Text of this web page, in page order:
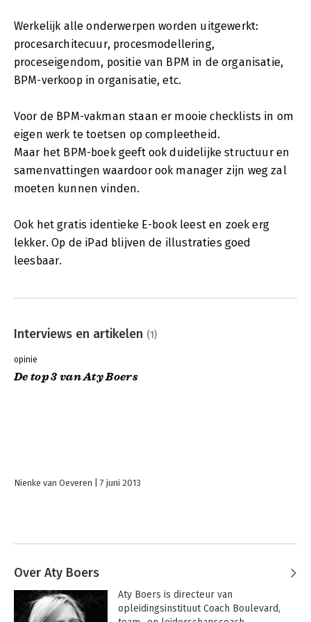
Werkelijk alle onderwerpen worden uitgewerkt:
procesarchitecuur, procesmodellering,
proceseigendom, positie van BPM in de organisatie,
BPM-verkoop in organisatie, etc.
Voor de BPM-vakman staan er mooie checklists in om
eigen werk te toetsen op compleetheid.
Maar het BPM-boek geeft ook duidelijke structuur en
samenvattingen waardoor ook manager zijn weg zal
moeten kunnen vinden.
Ook het gratis identieke E-book leest en zoek erg
lekker. Op de iPad blijven de illustraties goed
leesbaar.
Interviews en artikelen (1)
opinie
De top 3 van Aty Boers
Nienke van Oeveren 7 juni 2013
Over Aty Boers
Aty Boers is directeur van
opleidingsinstituut Coach Boulevard,